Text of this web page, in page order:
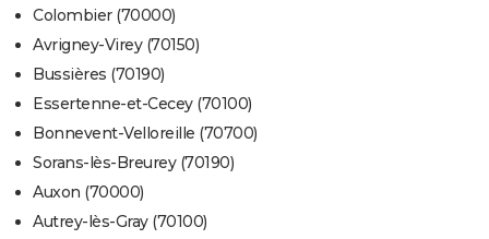
Colombier (70000)
Avrigney-Virey (70150)
Bussières (70190)
Essertenne-et-Cecey (70100)
Bonnevent-Velloreille (70700)
Sorans-lès-Breurey (70190)
Auxon (70000)
Autrey-lès-Gray (70100)